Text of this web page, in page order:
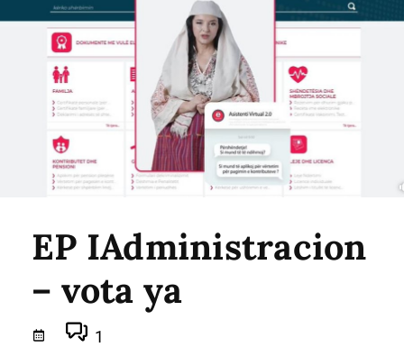
EP IAdministracion
– vota ya
1